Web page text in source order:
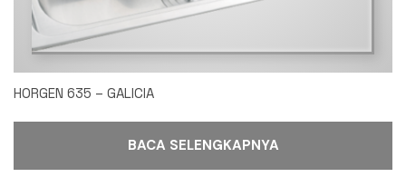
HORGEN 635 – GALICIA
BACA SELENGKAPNYA